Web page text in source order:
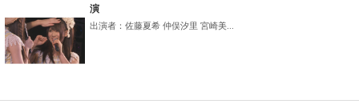
演
出演者：佐藤夏希 仲俣汐里 宮崎美...